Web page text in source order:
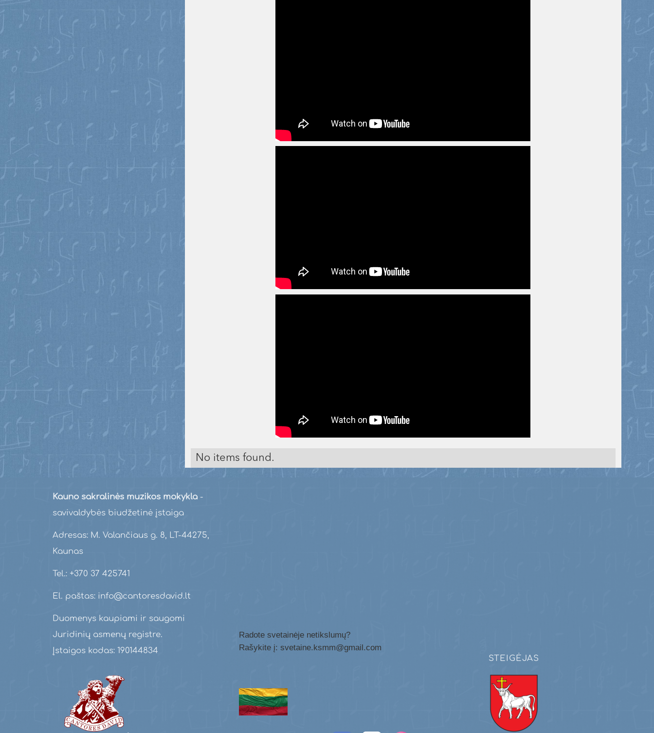
No items found.
Kauno sakralinės muzikos mokykla-
savivaldybės biudžetinė įstaiga
Adresas: M. Valančiaus g. 8, LT-44275,
Kaunas
Tel.: +370 37 425741
El. paštas: info@cantoresdavid.lt
Duomenys kaupiami ir saugomi
Juridinių asmenų registre.
Įstaigos kodas: 190144834
Radote svetainėje netikslumų?
Rašykite į: svetaine.ksmm@gmail.com
STEIGĖJAS